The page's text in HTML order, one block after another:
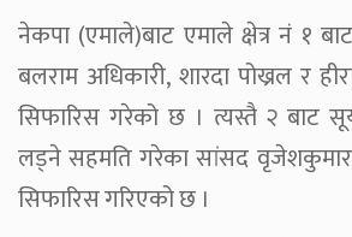
नेकपा (एमाले)बाट एमाले क्षेत्र नं १
बलराम अधिकारी, शारदा पोख्रल र
सिफारिस गरेको छ । त्यस्तै २ बाट
लड्ने सहमति गरेका सांसद
सिफारिस गरिएको छ ।